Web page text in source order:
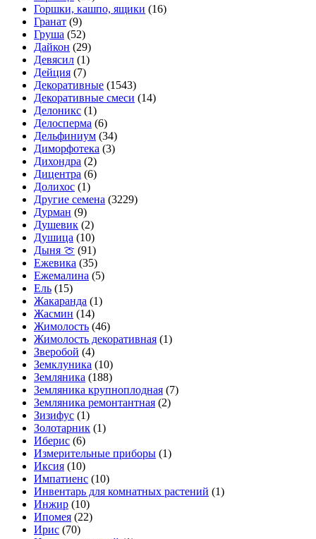
Горшки, кашпо, ящики (16)
Гранат (9)
Груша (52)
Дайкон (29)
Девясил (1)
Дейция (7)
Декоративные (1543)
Декоративные смеси (14)
Делоникс (1)
Делосперма (6)
Дельфиниум (34)
Диморфотека (3)
Дихондра (2)
Дицентра (6)
Долихос (1)
Другие семена (3229)
Дурман (9)
Душевик (2)
Душица (10)
Дыня 🍈 (91)
Ежевика (35)
Ежемалина (5)
Ель (15)
Жакаранда (1)
Жасмин (14)
Жимолость (46)
Жимолость декоративная (1)
Зверобой (4)
Земклуника (10)
Земляника (188)
Земляника крупноплодная (7)
Земляника ремонтантная (2)
Зизифус (1)
Золотарник (1)
Иберис (6)
Измерительные приборы (1)
Иксия (10)
Импатиенс (10)
Инвентарь для комнатных растений (1)
Инжир (10)
Ипомея (22)
Ирис (70)